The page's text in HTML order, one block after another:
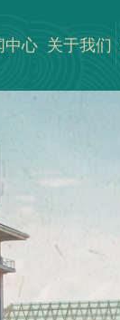
中心 关于我们